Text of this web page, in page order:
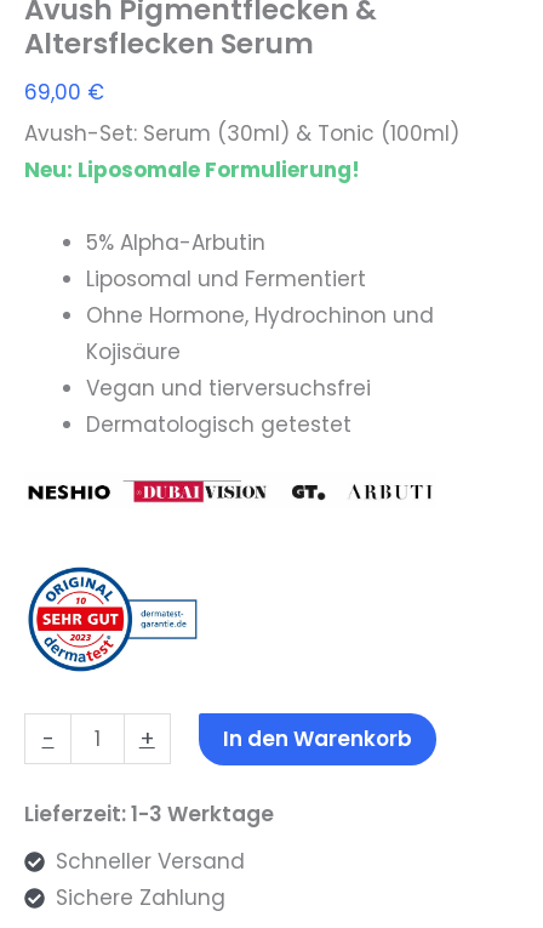
Avush Pigmentflecken &
Altersflecken Serum
69,00 €
Avush-Set: Serum (30ml) & Tonic (100ml)
Neu: Liposomale Formulierung!
5% Alpha-Arbutin
Liposomal und Fermentiert
Ohne Hormone, Hydrochinon und
Kojisäure
Vegan und tierversuchsfrei
Dermatologisch getestet
-
Pigmentflecken
&
Serum
Menge
+ In den Warenkorb
Lieferzeit: 1-3 Werktage
Schneller Versand
Sichere Zahlung